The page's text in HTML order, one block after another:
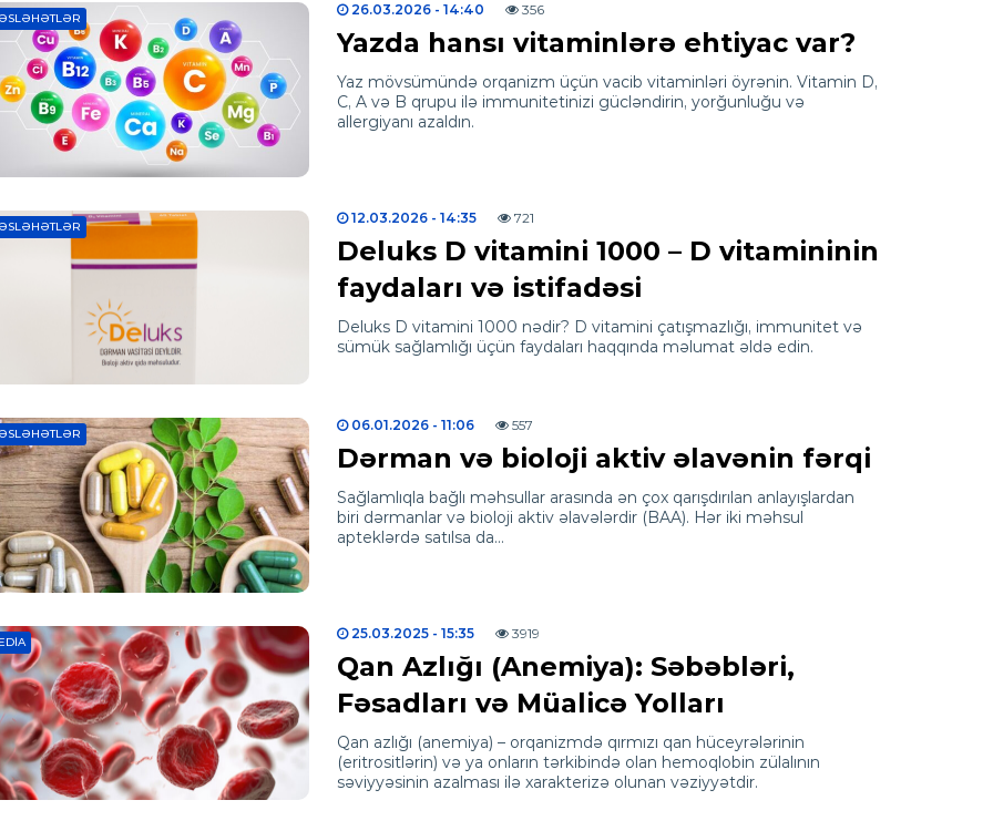
26.03.2026 - 14:40 356
Yazda hansı vitaminlərə ehtiyac var?
Yaz mövsümündə orqanizm üçün vacib vitaminləri öyrənin. Vitamin D,
C, A və B qrupu ilə immunitetinizi gücləndirin, yorğunluğu və
allergiyanı azaldın.
12.03.2026 - 14:35 721
Deluks D vitamini 1000 – D vitamininin
faydaları və istifadəsi
Deluks D vitamini 1000 nədir? D vitamini çatışmazlığı, immunitet və
sümük sağlamlığı üçün faydaları haqqında məlumat əldə edin.
06.01.2026 - 11:06 557
Dərman və bioloji aktiv əlavənin fərqi
Sağlamlıqla bağlı məhsullar arasında ən çox qarışdırılan anlayışlardan
biri dərmanlar və bioloji aktiv əlavələrdir (BAA). Hər iki məhsul
apteklərdə satılsa da…
25.03.2025 - 15:35 3919
Qan Azlığı (Anemiya): Səbəbləri,
Fəsadları və Müalicə Yolları
Qan azlığı (anemiya) – orqanizmdə qırmızı qan hüceyrələrinin
(eritrositlərin) və ya onların tərkibində olan hemoqlobin zülalının
səviyyəsinin azalması ilə xarakterizə olunan vəziyyətdir.